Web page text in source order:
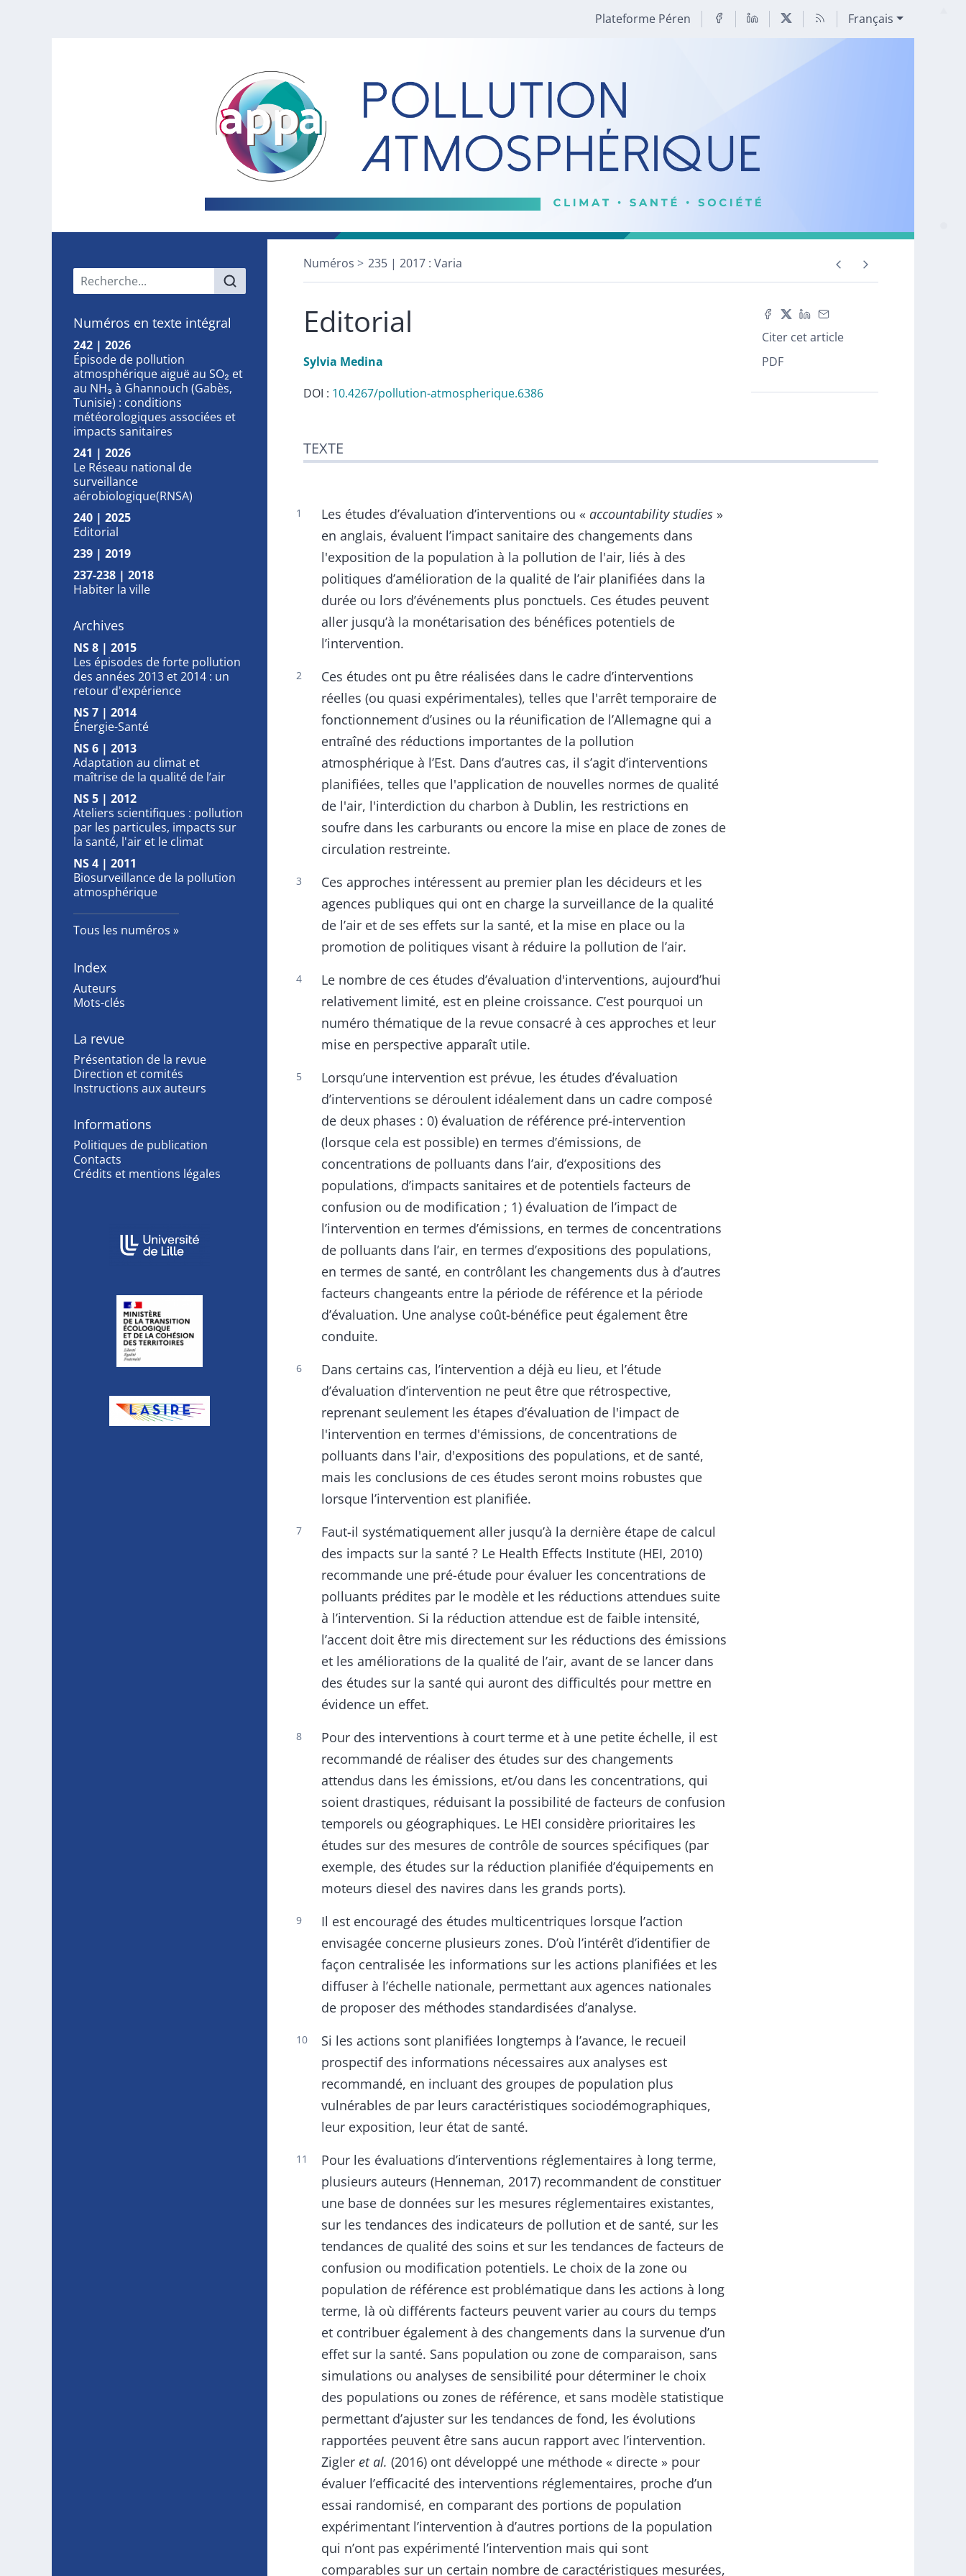
Plateforme Péren Français
Menu principal
Numéros en texte intégral
242 | 2026
Épisode de pollution
atmosphérique aiguë au SO₂ et
au NH₃ à Ghannouch (Gabès,
Tunisie) : conditions
météorologiques associées et
impacts sanitaires
241 | 2026
Le Réseau national de
surveillance
aérobiologique(RNSA)
240 | 2025
Editorial
239 | 2019
237-238 | 2018
Habiter la ville
Archives
NS 8 | 2015
Les épisodes de forte pollution
des années 2013 et 2014 : un
retour d'expérience
NS 7 | 2014
Énergie-Santé
NS 6 | 2013
Adaptation au climat et
maîtrise de la qualité de l’air
NS 5 | 2012
Ateliers scientifiques : pollution
par les particules, impacts sur
la santé, l'air et le climat
NS 4 | 2011
Biosurveillance de la pollution
atmosphérique
Tous les numéros
Index
Auteurs
Mots-clés
La revue
Présentation de la revue
Direction et comités
Instructions aux auteurs
Informations
Politiques de publication
Contacts
Crédits et mentions légales
Affiliations/partenaires
Numéros 235 | 2017 : Varia
Citer cet article
PDF
Editorial
Sylvia Medina
DOI : 10.4267/pollution-atmospherique.6386
Bibliographie
Citer cet article
TEXTE
Les études d’évaluation d’interventions ou « accountability studies »
en anglais, évaluent l’impact sanitaire des changements dans
l'exposition de la population à la pollution de l'air, liés à des
politiques d’amélioration de la qualité de l’air planifiées dans la
durée ou lors d’événements plus ponctuels. Ces études peuvent
aller jusqu’à la monétarisation des bénéfices potentiels de
l’intervention.
Ces études ont pu être réalisées dans le cadre d’interventions
réelles (ou quasi expérimentales), telles que l'arrêt temporaire de
fonctionnement d’usines ou la réunification de l’Allemagne qui a
entraîné des réductions importantes de la pollution
atmosphérique à l’Est. Dans d’autres cas, il s’agit d’interventions
planifiées, telles que l'application de nouvelles normes de qualité
de l'air, l'interdiction du charbon à Dublin, les restrictions en
soufre dans les carburants ou encore la mise en place de zones de
circulation restreinte.
Ces approches intéressent au premier plan les décideurs et les
agences publiques qui ont en charge la surveillance de la qualité
de l’air et de ses effets sur la santé, et la mise en place ou la
promotion de politiques visant à réduire la pollution de l’air.
Le nombre de ces études d’évaluation d'interventions, aujourd’hui
relativement limité, est en pleine croissance. C’est pourquoi un
numéro thématique de la revue consacré à ces approches et leur
mise en perspective apparaît utile.
Lorsqu’une intervention est prévue, les études d’évaluation
d’interventions se déroulent idéalement dans un cadre composé
de deux phases : 0) évaluation de référence pré-intervention
(lorsque cela est possible) en termes d’émissions, de
concentrations de polluants dans l’air, d’expositions des
populations, d’impacts sanitaires et de potentiels facteurs de
confusion ou de modification ; 1) évaluation de l’impact de
l’intervention en termes d’émissions, en termes de concentrations
de polluants dans l’air, en termes d’expositions des populations,
en termes de santé, en contrôlant les changements dus à d’autres
facteurs changeants entre la période de référence et la période
d’évaluation. Une analyse coût-bénéfice peut également être
conduite.
Dans certains cas, l’intervention a déjà eu lieu, et l’étude
d’évaluation d’intervention ne peut être que rétrospective,
reprenant seulement les étapes d’évaluation de l'impact de
l'intervention en termes d'émissions, de concentrations de
polluants dans l'air, d'expositions des populations, et de santé,
mais les conclusions de ces études seront moins robustes que
lorsque l’intervention est planifiée.
Faut-il systématiquement aller jusqu’à la dernière étape de calcul
des impacts sur la santé ? Le Health Effects Institute (HEI, 2010)
recommande une pré-étude pour évaluer les concentrations de
polluants prédites par le modèle et les réductions attendues suite
à l’intervention. Si la réduction attendue est de faible intensité,
l’accent doit être mis directement sur les réductions des émissions
et les améliorations de la qualité de l’air, avant de se lancer dans
des études sur la santé qui auront des difficultés pour mettre en
évidence un effet.
Pour des interventions à court terme et à une petite échelle, il est
recommandé de réaliser des études sur des changements
attendus dans les émissions, et/ou dans les concentrations, qui
soient drastiques, réduisant la possibilité de facteurs de confusion
temporels ou géographiques. Le HEI considère prioritaires les
études sur des mesures de contrôle de sources spécifiques (par
exemple, des études sur la réduction planifiée d’équipements en
moteurs diesel des navires dans les grands ports).
Il est encouragé des études multicentriques lorsque l’action
envisagée concerne plusieurs zones. D’où l’intérêt d’identifier de
façon centralisée les informations sur les actions planifiées et les
diffuser à l’échelle nationale, permettant aux agences nationales
de proposer des méthodes standardisées d’analyse.
Si les actions sont planifiées longtemps à l’avance, le recueil
prospectif des informations nécessaires aux analyses est
recommandé, en incluant des groupes de population plus
vulnérables de par leurs caractéristiques sociodémographiques,
leur exposition, leur état de santé.
Pour les évaluations d’interventions réglementaires à long terme,
plusieurs auteurs (Henneman, 2017) recommandent de constituer
une base de données sur les mesures réglementaires existantes,
sur les tendances des indicateurs de pollution et de santé, sur les
tendances de qualité des soins et sur les tendances de facteurs de
confusion ou modification potentiels. Le choix de la zone ou
population de référence est problématique dans les actions à long
terme, là où différents facteurs peuvent varier au cours du temps
et contribuer également à des changements dans la survenue d’un
effet sur la santé. Sans population ou zone de comparaison, sans
simulations ou analyses de sensibilité pour déterminer le choix
des populations ou zones de référence, et sans modèle statistique
permettant d’ajuster sur les tendances de fond, les évolutions
rapportées peuvent être sans aucun rapport avec l’intervention.
Zigler et al. (2016) ont développé une méthode « directe » pour
évaluer l’efficacité des interventions réglementaires, proche d’un
essai randomisé, en comparant des portions de population
expérimentant l’intervention à d’autres portions de la population
qui n’ont pas expérimenté l’intervention mais qui sont
comparables sur un certain nombre de caractéristiques mesurées,